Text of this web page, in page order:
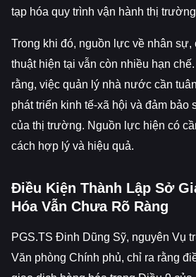
tạp hóa quy trình vận hành thị
Trong khi đó, nguồn lực về nhân
thuật hiện tại vẫn còn nhiều hạn
rằng, việc quản lý nhà nước cần
phát triển kinh tế-xã hội và đảm bảo
của thị trường. Nguồn lực hiện có
cách hợp lý và hiệu quả.
Điều Kiện Thành Lập Sở
Hóa Vẫn Chưa Rõ Ràng
PGS.TS Đinh Dũng Sỹ, nguyên Vụ
Văn phòng Chính phủ, chỉ ra rằng